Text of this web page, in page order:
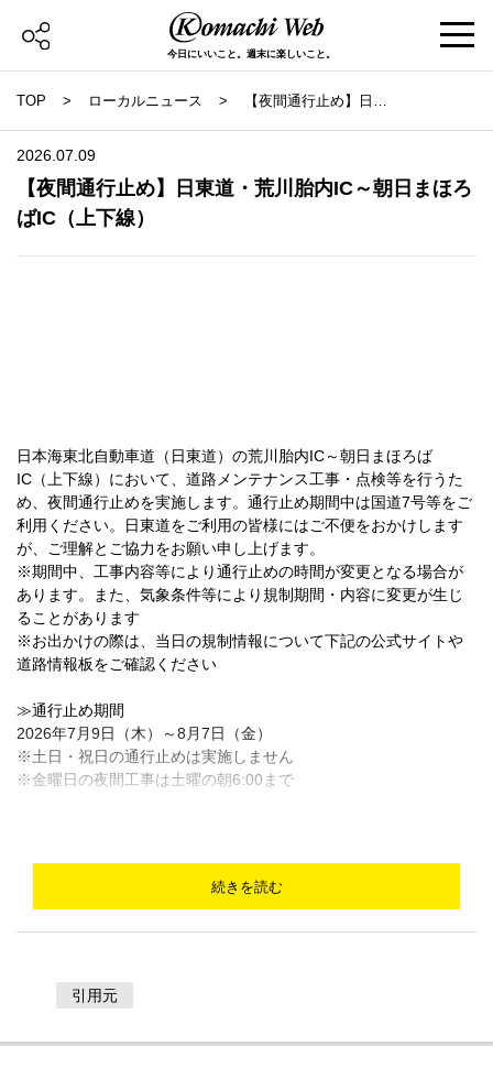
今日にいいこと。週末に楽しいこと。
TOP ローカルニュース
【夜間通行止め】日東
まほろばIC（上下線）
2026.07.09
【夜間通行止め】日東道・荒川胎内IC～朝日まほろ
ばIC（上下線）
日本海東北自動車道（日東道）の荒川胎内IC～朝日まほろば
IC（上下線）において、道路メンテナンス工事・点検等を行うた
め、夜間通行止めを実施します。通行止め期間中は国道7号等をご
利用ください。日東道をご利用の皆様にはご不便をおかけします
が、ご理解とご協力をお願い申し上げます。
※期間中、工事内容等により通行止めの時間が変更となる場合が
あります。また、気象条件等により規制期間・内容に変更が生じ
ることがあります
※お出かけの際は、当日の規制情報について下記の公式サイトや
道路情報板をご確認ください
≫通行止め期間
2026年7月9日（木）～8月7日（金）
※土日・祝日の通行止めは実施しません
※金曜日の夜間工事は土曜の朝6:00まで
https://www.hrr.mlit.go.jp/uetsu/
続きを読む
引用元